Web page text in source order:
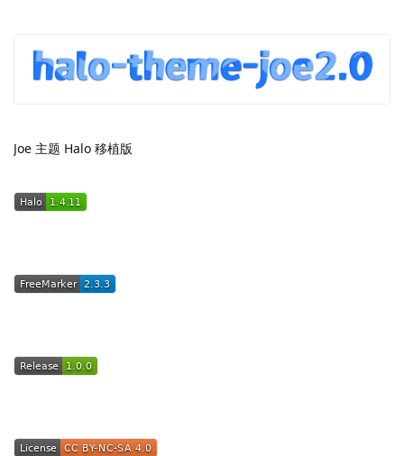
Joe 主题 Halo 移植版